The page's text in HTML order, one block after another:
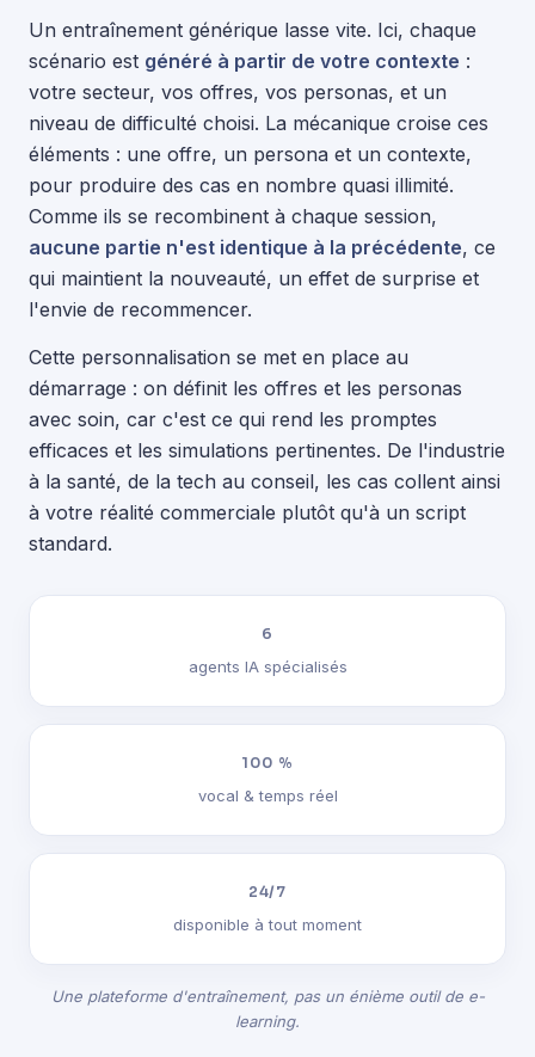
Un entraînement générique lasse vite. Ici, chaque
scénario est généré à partir de votre contexte :
votre secteur, vos offres, vos personas, et un
niveau de difficulté choisi. La mécanique croise ces
éléments : une offre, un persona et un contexte,
pour produire des cas en nombre quasi illimité.
Comme ils se recombinent à chaque session,
aucune partie n'est identique à la précédente, ce
qui maintient la nouveauté, un effet de surprise et
l'envie de recommencer.
Cette personnalisation se met en place au
démarrage : on définit les offres et les personas
avec soin, car c'est ce qui rend les promptes
efficaces et les simulations pertinentes. De l'industrie
à la santé, de la tech au conseil, les cas collent ainsi
à votre réalité commerciale plutôt qu'à un script
standard.
6
agents IA spécialisés
100 %
vocal & temps réel
24/7
disponible à tout moment
Une plateforme d'entraînement, pas un énième outil de e-
learning.